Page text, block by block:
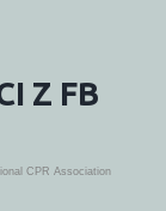
Z FB
CPR Association